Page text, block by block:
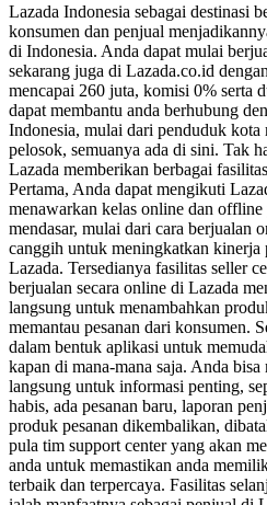
Lazada Indonesia sebagai destinasi
konsumen dan penjual
di Indonesia. Anda dapat mulai
sekarang juga di Lazada.co.id
mencapai 260 juta, komisi 0% serta
dapat membantu anda berhubung
Indonesia, mulai dari penduduk kota
pelosok, semuanya ada di sini. Tak
Lazada memberikan berbagai
Pertama, Anda dapat mengikuti
menawarkan kelas online dan
mendasar, mulai dari cara berjualan
canggih untuk meningkatkan kinerja
Lazada. Tersedianya fasilitas seller
berjualan secara online di Lazada
langsung untuk menambahkan
memantau pesanan dari konsumen.
dalam bentuk aplikasi untuk
kapan di mana-mana saja. Anda
langsung untuk informasi penting,
habis, ada pesanan baru, laporan
produk pesanan dikembalikan,
pula tim support center yang akan
anda untuk memastikan anda
terbaik dan terpercaya. Fasilitas